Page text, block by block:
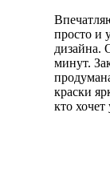
просто и
дизайна.
минут.
краски
кто